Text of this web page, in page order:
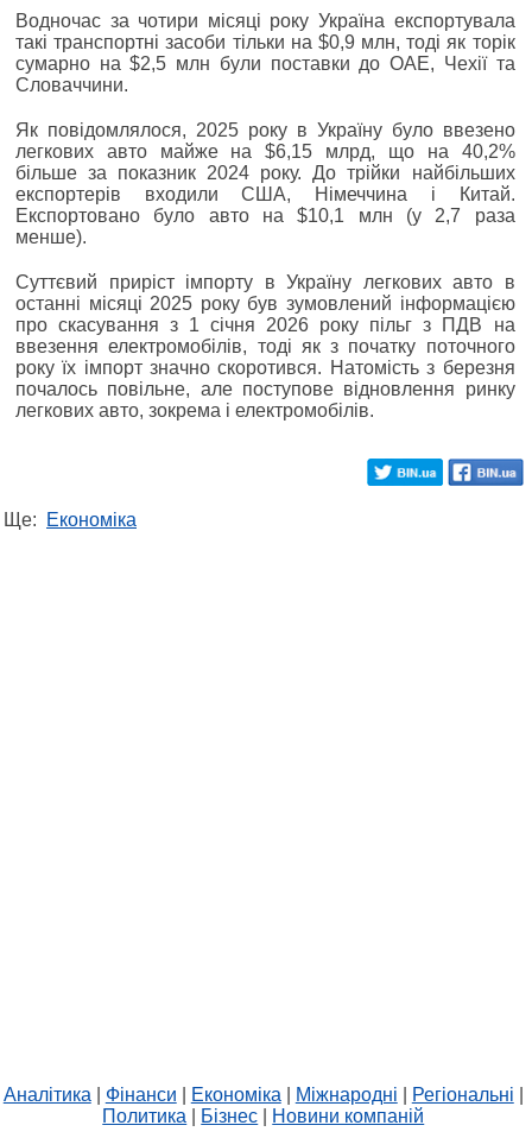
Водночас за чотири місяці року Україна експортувала
такі транспортні засоби тільки на $0,9 млн, тоді як торік
сумарно на $2,5 млн були поставки до ОАЕ, Чехії та
Словаччини.
Як повідомлялося, 2025 року в Україну було ввезено
легкових авто майже на $6,15 млрд, що на 40,2%
більше за показник 2024 року. До трійки найбільших
експортерів входили США, Німеччина і Китай.
Експортовано було авто на $10,1 млн (у 2,7 раза
менше).
Суттєвий приріст імпорту в Україну легкових авто в
останні місяці 2025 року був зумовлений інформацією
про скасування з 1 січня 2026 року пільг з ПДВ на
ввезення електромобілів, тоді як з початку поточного
року їх імпорт значно скоротився. Натомість з березня
почалось повільне, але поступове відновлення ринку
легкових авто, зокрема і електромобілів.
Ще: Економіка
Аналітика Фінанси Економіка Міжнародні Регіональні
Политика
Бізнес Новини компаній